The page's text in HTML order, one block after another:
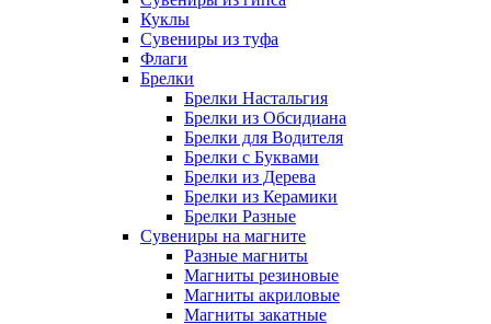
Куклы
Сувениры из туфа
Флаги
Брелки
Брелки Настальгия
Брелки из Обсидиана
Брелки для Водителя
Брелки с Буквами
Брелки из Дерева
Брелки из Керамики
Брелки Разные
Сувениры на магните
Разные магниты
Магниты резиновые
Магниты акриловые
Магниты закатные